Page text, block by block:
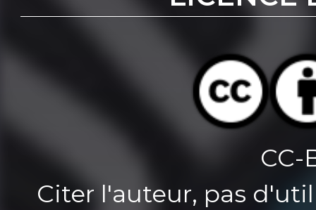
CC-
Citer l'auteur, pas